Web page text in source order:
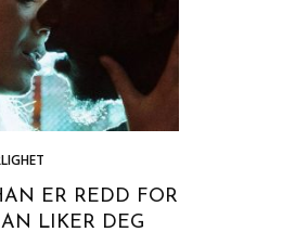
ER REDD FOR
LIKER DEG